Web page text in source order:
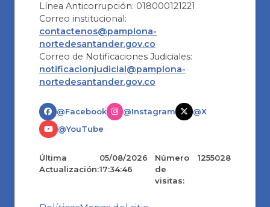
Línea Anticorrupción: 018000121221
Correo institucional:
contactenos@pamplona-
nortedesantander.gov.co
Correo de Notificaciones Judiciales:
notificacionjudicial@pamplona-
nortedesantander.gov.co
@Facebook @Instagram
@X
@YouTube
Última
Actualización:
05/08/2026
17:34:46
Número
de
visitas:
1255028